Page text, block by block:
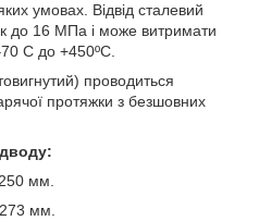
умовах. Відвід сталевий
до 16 МПа і може витримати
C до +450ºC.
проводиться
протяжки з безшовних
мм.
273 мм.